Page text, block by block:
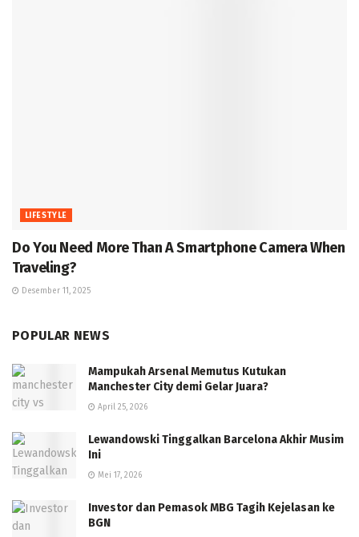
LIFESTYLE
Do You Need More Than A Smartphone Camera When
Traveling?
Desember 11, 2025
POPULAR NEWS
Mampukah Arsenal Memutus Kutukan
Manchester City demi Gelar Juara?
April 25, 2026
Lewandowski Tinggalkan Barcelona Akhir Musim
Ini
Mei 17, 2026
Investor dan Pemasok MBG Tagih Kejelasan ke
BGN